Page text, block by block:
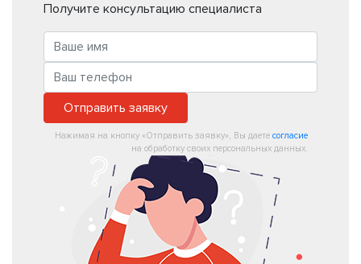
Получите консультацию специалиста
Отправить заявку
Нажимая на кнопку «Отправить заявку», Вы даете согласие
на обработку своих персональных данных.